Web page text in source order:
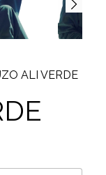
ALI VERDE